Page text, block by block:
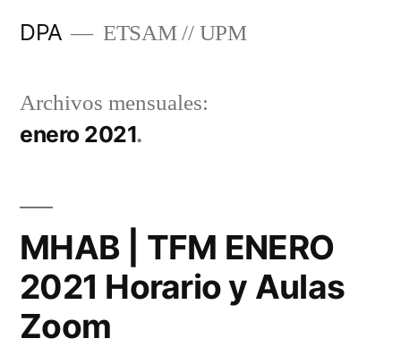
DPA ETSAM // UPM
Archivos mensuales:
enero 2021
MHAB | TFM ENERO
2021 Horario y Aulas
Zoom